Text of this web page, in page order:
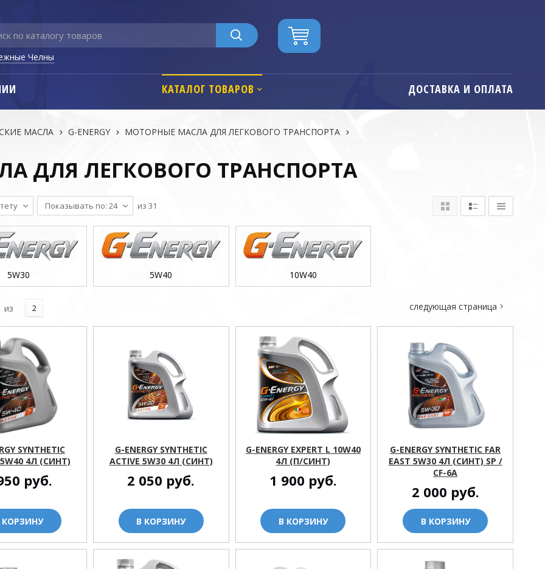
Челны
КАТАЛОГ ТОВАРОВ ДОСТАВКА И ОПЛАТА
МАСЛА G-ENERGY
МОТОРНЫЕ МАСЛА ДЛЯ ЛЕГКОВОГО ТРАНСПОРТА
ДЛЯ ЛЕГКОВОГО ТРАНСПОРТА
Показывать по: 24 из 31
5W30 5W40 10W40
из 2 следующая страница
SYNTHETIC
5W40 4Л (СИНТ)
руб.
КОРЗИНУ
G-ENERGY SYNTHETIC
ACTIVE 5W30 4Л (СИНТ)
2 050 руб.
В КОРЗИНУ
G-ENERGY EXPERT L 10W40
4Л (П/СИНТ)
1 900 руб.
В КОРЗИНУ
G-ENERGY SYNTHETIC FAR
EAST 5W30 4Л (СИНТ) SP /
CF-6A
2 000 руб.
В КОРЗИНУ